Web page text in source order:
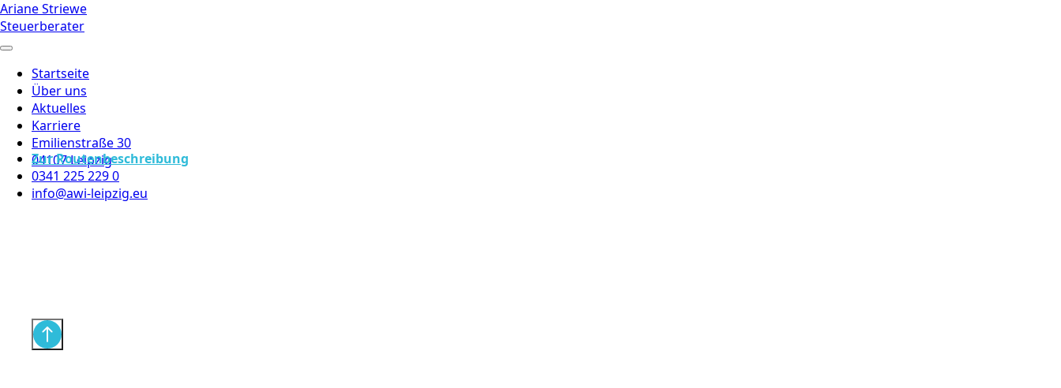
Ariane Striewe
Steuerberater
Startseite
Über uns
Aktuelles
Karriere
Emilienstraße 30
04107 Leipzig
Zur Routenbeschreibung
0341 225 229 0
info@awi-leipzig.eu